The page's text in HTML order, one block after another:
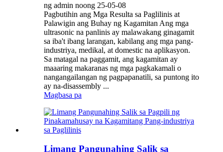
ng admin noong 25-05-08
Pagbutihin ang Mga Resulta sa Paglilinis at
Palawigin ang Buhay ng Kagamitan Ang mga
ultrasonic na panlinis ay malawakang ginagamit
sa iba't ibang larangan, kabilang ang mga pang-
industriya, medikal, at domestic na aplikasyon.
Sa matagal na paggamit, ang kagamitan ay
maaaring makaranas ng mga pagkakamali o
nangangailangan ng pagpapanatili, sa puntong ito
ay na-disassembly ...
Magbasa pa
Limang Pangunahing Salik sa